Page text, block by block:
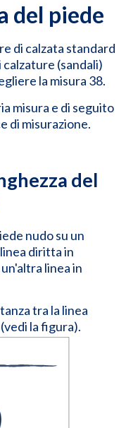
del piede
di calzata standard
(sandali)
la misura 38.
misura e di seguito
di misurazione.
del
nudo su un
diritta in
linea in
tra la linea
la figura).